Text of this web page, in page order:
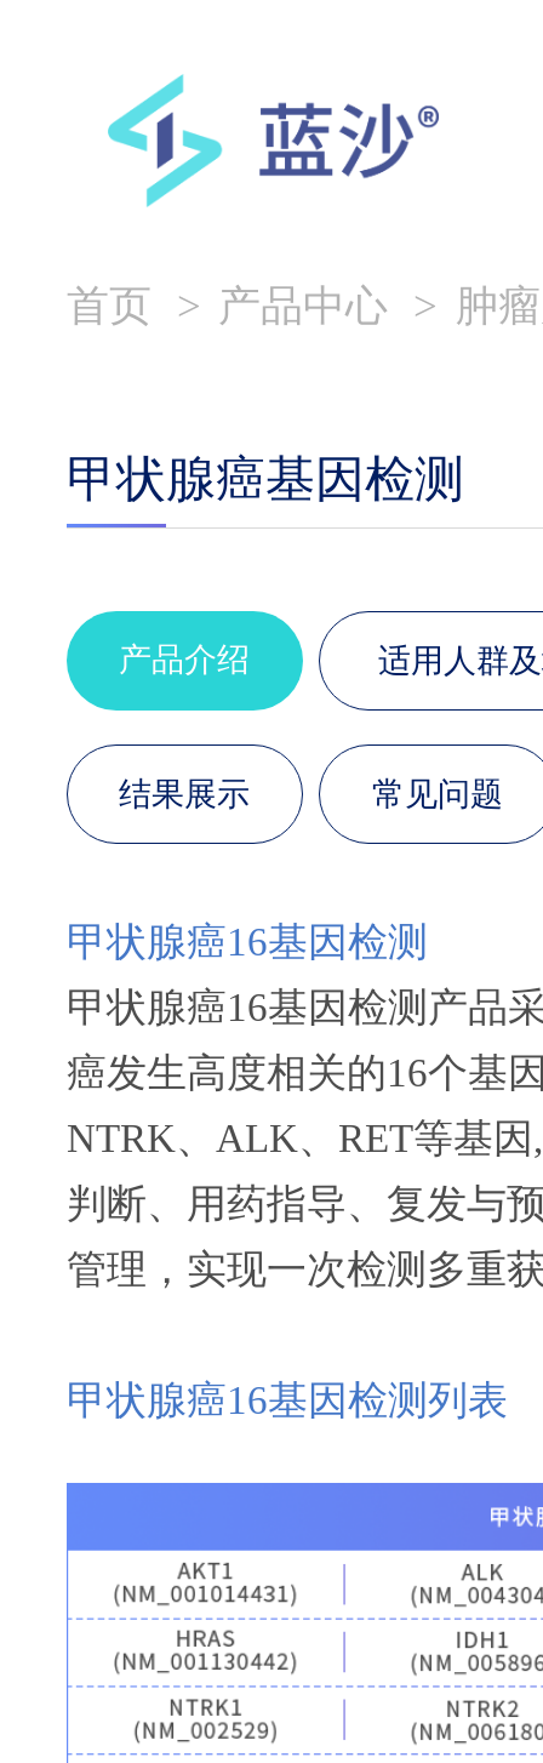
首页 产品中心 肿
甲状腺癌基因检测
产品介绍 适用人群
结果展示 常见问题
甲状腺癌16基因检测
甲状腺癌16基因检测产品
癌发生高度相关的16个基
NTRK、ALK、RET等基
判断、用药指导、复发与
管理，实现一次检测多重
甲状腺癌16基因检测列表